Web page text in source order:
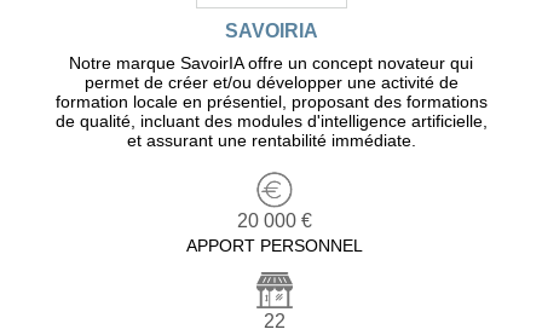
SAVOIRIA
Notre marque SavoirIA offre un concept novateur qui
permet de créer et/ou développer une activité de
formation locale en présentiel, proposant des formations
de qualité, incluant des modules d'intelligence artificielle,
et assurant une rentabilité immédiate.
20 000 €
APPORT PERSONNEL
22